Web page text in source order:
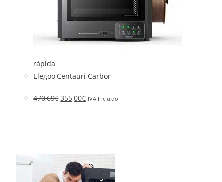
rápida
Elegoo Centauri Carbon
470,69€ 355,00€ IVA Incluido